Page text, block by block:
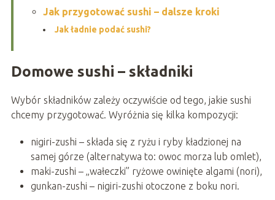
Jak przygotować sushi – dalsze kroki
Jak ładnie podać sushi?
Domowe sushi – składniki
Wybór składników zależy oczywiście od tego, jakie sushi
chcemy przygotować. Wyróżnia się kilka kompozycji:
nigiri-zushi – składa się z ryżu i ryby kładzionej na
samej górze (alternatywa to: owoc morza lub omlet),
maki-zushi – „wałeczki” ryżowe owinięte algami (nori),
gunkan-zushi – nigiri-zushi otoczone z boku nori.